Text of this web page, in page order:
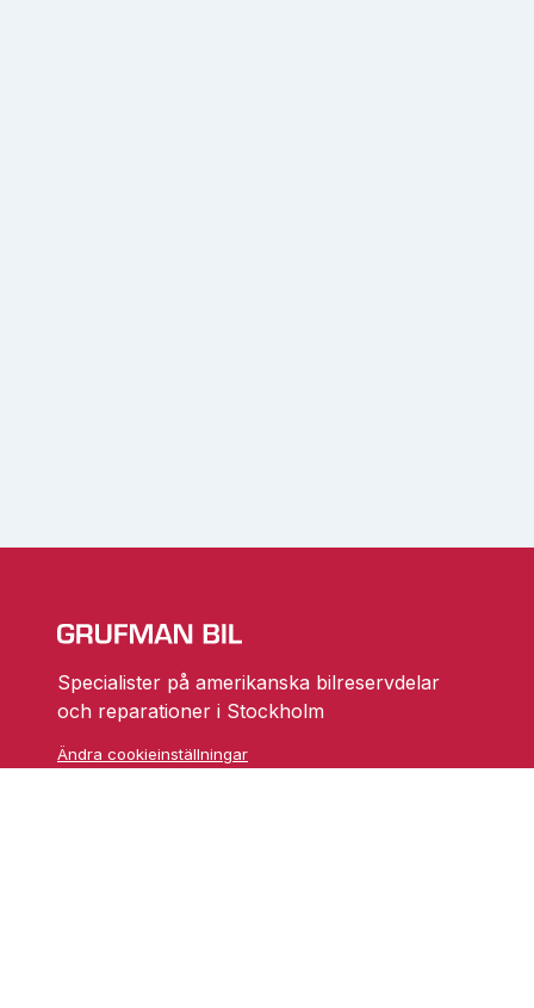
Specialister på amerikanska bilreservdelar
och reparationer i Stockholm
Ändra cookieinställningar